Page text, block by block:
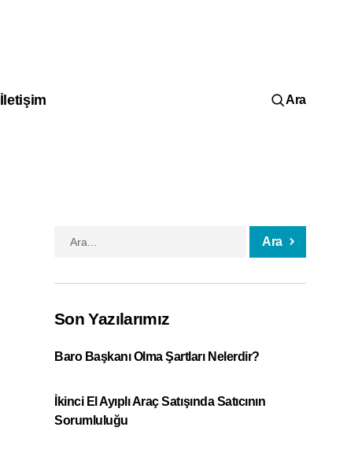
İletişim Ara
Ara
Son Yazılarımız
Baro Başkanı Olma Şartları Nelerdir?
İkinci El Ayıplı Araç Satışında Satıcının
Sorumluluğu